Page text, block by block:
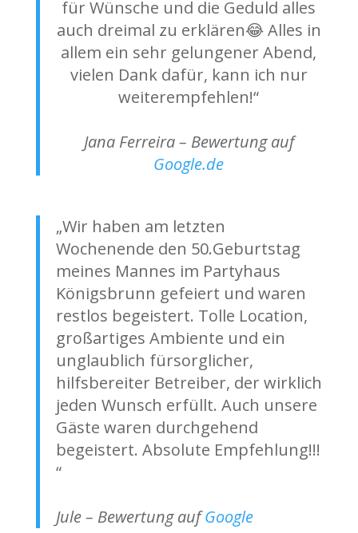
für Wünsche und die Geduld alles
auch dreimal zu erklären😂 Alles in
allem ein sehr gelungener Abend,
vielen Dank dafür, kann ich nur
weiterempfehlen!“
Jana Ferreira – Bewertung auf
Google.de
„Wir haben am letzten
Wochenende den 50.Geburtstag
meines Mannes im Partyhaus
Königsbrunn gefeiert und waren
restlos begeistert. Tolle Location,
großartiges Ambiente und ein
unglaublich fürsorglicher,
hilfsbereiter Betreiber, der wirklich
jeden Wunsch erfüllt. Auch unsere
Gäste waren durchgehend
begeistert. Absolute Empfehlung!!!
“
Jule – Bewertung aufGoogle